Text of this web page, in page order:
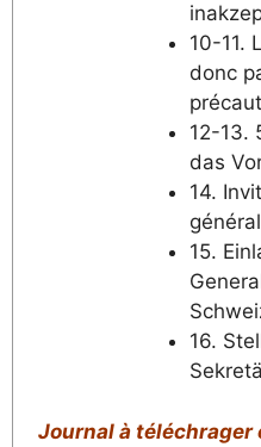
10-11.
donc
12-13.
das
14.
15.
16.
Journal à téléchrager